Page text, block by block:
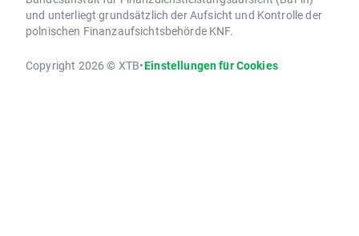
und unterliegt grundsätzlich der Aufsicht und Kontrolle der
polnischen Finanzaufsichtsbehörde KNF.
Copyright 2026 © XTB•Einstellungen für Cookies